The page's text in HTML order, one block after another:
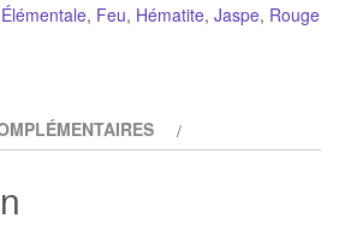
Élémentale, Feu, Hématite, Jaspe, Rouge